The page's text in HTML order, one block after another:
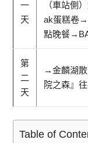
一
天
（車站側
ak蛋糕卷
點晚餐
第
二
天
→金麟湖
院之森』
Table of